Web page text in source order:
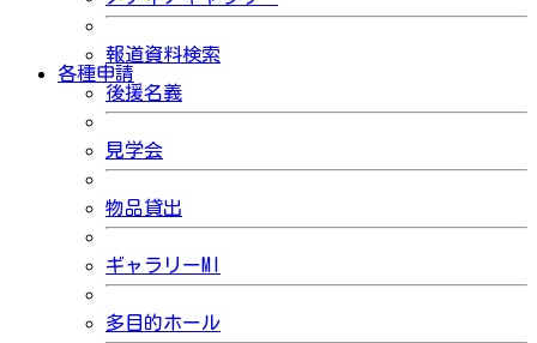
報道資料検索
各種申請
後援名義
見学会
物品貸出
ギャラリーMI
多目的ホール